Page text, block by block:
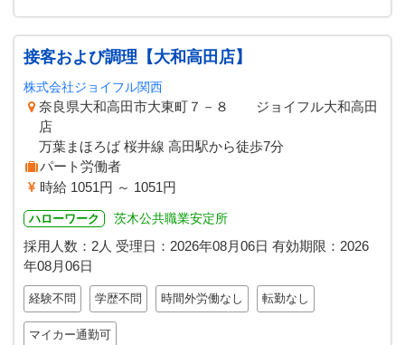
接客および調理【大和高田店】
株式会社ジョイフル関西
奈良県大和高田市大東町７－８ ジョイフル大和高田
店
万葉まほろば 桜井線 高田駅から徒歩7分
パート労働者
時給 1051円 ～ 1051円
ハローワーク 茨木公共職業安定所
採用人数：2人 受理日： 2026年08月06日 有効期限： 2026
年08月06日
経験不問 学歴不問 時間外労働なし 転勤なし
マイカー通勤可